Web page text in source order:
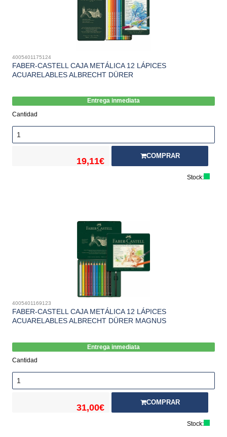
4005401175124
FABER-CASTELL CAJA METÁLICA 12 LÁPICES
ACUARELABLES ALBRECHT DÜRER
Entrega inmediata
Cantidad
19,11€
COMPRAR
Stock:
4005401169123
FABER-CASTELL CAJA METÁLICA 12 LÁPICES
ACUARELABLES ALBRECHT DÜRER MAGNUS
Entrega inmediata
Cantidad
31,00€
COMPRAR
Stock: